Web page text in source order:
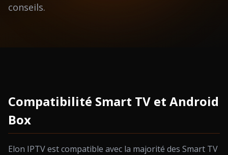
conseils.
Compatibilité Smart TV et Android
Box
Elon IPTV est compatible avec la majorité des Smart TV